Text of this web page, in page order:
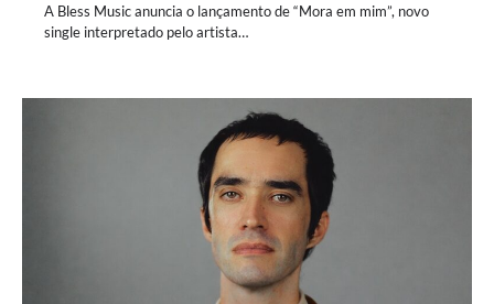
A Bless Music anuncia o lançamento de “Mora em mim”, novo
single interpretado pelo artista…